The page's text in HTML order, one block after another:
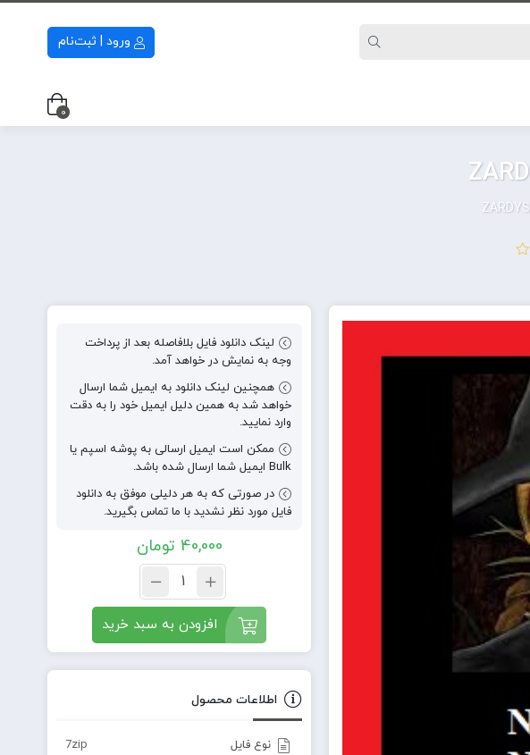
ورود | ثبت‌نام
0
لینک دانلود فایل بلافاصله بعد از پرداخت
وجه به نمایش در خواهد آمد.
همچنین لینک دانلود به ایمیل شما ارسال
خواهد شد به همین دلیل ایمیل خود را به دقت
وارد نمایید.
ممکن است ایمیل ارسالی به پوشه اسپم یا
Bulk ایمیل شما ارسال شده باشد.
در صورتی که به هر دلیلی موفق به دانلود
فایل مورد نظر نشدید با ما تماس بگیرید.
40,000 تومان
افزودن به سبد خرید
اطلاعات محصول
نوع فایل 7zip